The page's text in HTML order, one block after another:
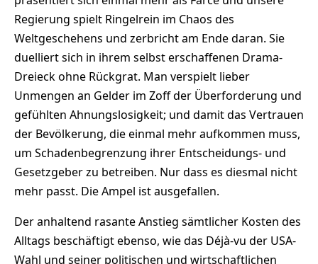
Regierung spielt Ringelrein im Chaos des
Weltgeschehens und zerbricht am Ende daran. Sie
duelliert sich in ihrem selbst erschaffenen Drama-
Dreieck ohne Rückgrat. Man verspielt lieber
Unmengen an Gelder im Zoff der Überforderung und
gefühlten Ahnungslosigkeit; und damit das Vertrauen
der Bevölkerung, die einmal mehr aufkommen muss,
um Schadenbegrenzung ihrer Entscheidungs- und
Gesetzgeber zu betreiben. Nur dass es diesmal nicht
mehr passt. Die Ampel ist ausgefallen.
Der anhaltend rasante Anstieg sämtlicher Kosten des
Alltags beschäftigt ebenso, wie das Déjà-vu der USA-
Wahl und seiner politischen und wirtschaftlichen